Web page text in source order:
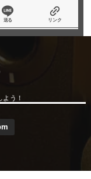
送る リンク